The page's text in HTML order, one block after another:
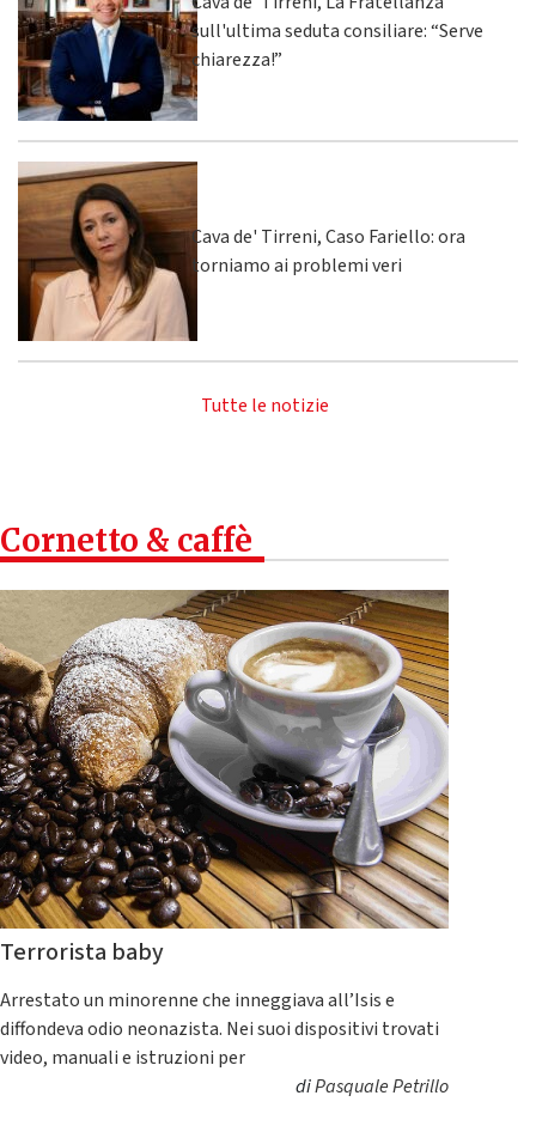
sull'ultima seduta consiliare: “Serve
chiarezza!”
Cava de' Tirreni, Caso Fariello: ora
torniamo ai problemi veri
Tutte le notizie
Cornetto & caffè
Terrorista baby
Arrestato un minorenne che inneggiava all’Isis e
diffondeva odio neonazista. Nei suoi dispositivi trovati
video, manuali e istruzioni per
diPasquale Petrillo